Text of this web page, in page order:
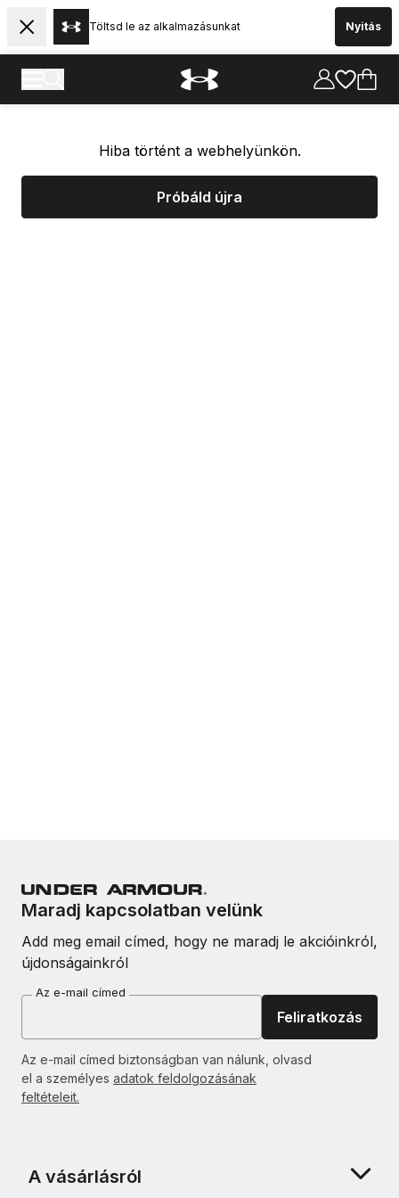
Töltsd le az alkalmazásunkat Nyitás
Hiba történt a webhelyünkön.
Próbáld újra
Maradj kapcsolatban velünk
Add meg email címed, hogy ne maradj le akcióinkról,
újdonságainkról
Az e-mail címed
Feliratkozás
Az e-mail címed biztonságban van nálunk, olvasd
el a személyes adatok feldolgozásának
feltételeit.
A vásárlásról